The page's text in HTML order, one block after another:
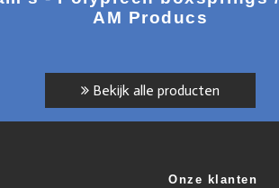
AM Producs
Bekijk alle producten
Onze klanten